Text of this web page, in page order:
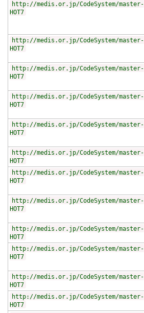
http://medis.or.jp/CodeSystem/master-
HOT7
http://medis.or.jp/CodeSystem/master-
HOT7
http://medis.or.jp/CodeSystem/master-
HOT7
http://medis.or.jp/CodeSystem/master-
HOT7
http://medis.or.jp/CodeSystem/master-
HOT7
http://medis.or.jp/CodeSystem/master-
HOT7
http://medis.or.jp/CodeSystem/master-
HOT7
http://medis.or.jp/CodeSystem/master-
HOT7
http://medis.or.jp/CodeSystem/master-
HOT7
http://medis.or.jp/CodeSystem/master-
HOT7
http://medis.or.jp/CodeSystem/master-
HOT7
http://medis.or.jp/CodeSystem/master-
HOT7